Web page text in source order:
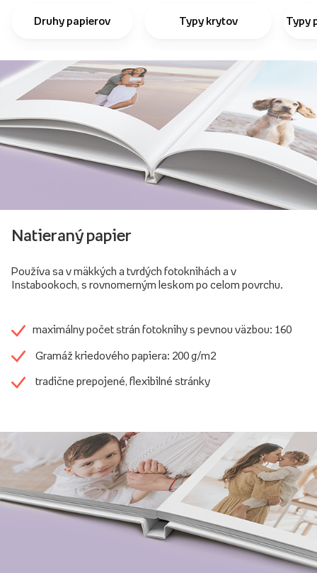
Druhy papierov Typy krytov Typy
Natieraný papier
Používa sa v mäkkých a tvrdých fotoknihách a v
Instabookoch, s rovnomerným leskom po celom povrchu.
maximálny počet strán fotoknihy s pevnou väzbou: 160
Gramáž kriedového papiera: 200 g/m2
tradične prepojené, flexibilné stránky